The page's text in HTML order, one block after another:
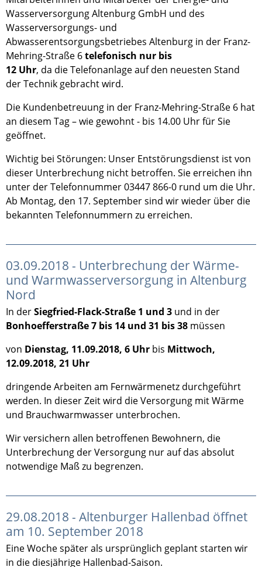
Wasserversorgung Altenburg GmbH und des
Wasserversorgungs- und
Abwasserentsorgungsbetriebes Altenburg in der Franz-
Mehring-Straße 6telefonisch nur bis
12 Uhr, da die Telefonanlage auf den neuesten Stand
der Technik gebracht wird.
Die Kundenbetreuung in der Franz-Mehring-Straße 6 hat
an diesem Tag – wie gewohnt - bis 14.00 Uhr für Sie
geöffnet.
Wichtig bei Störungen: Unser Entstörungsdienst ist von
dieser Unterbrechung nicht betroffen. Sie erreichen ihn
unter der Telefonnummer 03447 866-0 rund um die Uhr.
Ab Montag, den 17. September sind wir wieder über die
bekannten Telefonnummern zu erreichen.
03.09.2018 - Unterbrechung der Wärme-
und Warmwasserversorgung in Altenburg
Nord
In derSiegfried-Flack-Straße 1 und 3 und in der
Bonhoefferstraße 7 bis 14 und 31 bis 38 müssen
von Dienstag, 11.09.2018, 6 Uhr bis Mittwoch,
12.09.2018, 21 Uhr
dringende Arbeiten am Fernwärmenetz durchgeführt
werden. In dieser Zeit wird die Versorgung mit Wärme
und Brauchwarmwasser unterbrochen.
Wir versichern allen betroffenen Bewohnern, die
Unterbrechung der Versorgung nur auf das absolut
notwendige Maß zu begrenzen.
29.08.2018 - Altenburger Hallenbad öffnet
am 10. September 2018
Eine Woche später als ursprünglich geplant starten wir
in die diesjährige Hallenbad-Saison.